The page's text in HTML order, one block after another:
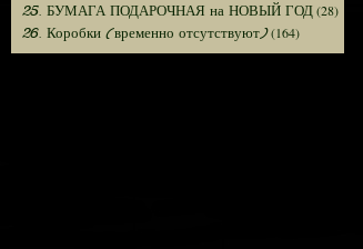
25. БУМАГА ПОДАРОЧНАЯ на НОВЫЙ ГОД(28)
26. Коробки (временно отсутствуют)(164)